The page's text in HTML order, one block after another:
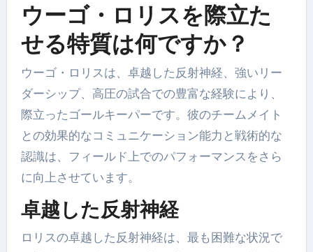
ウーゴ・ロリスを際立た
せる特質は何ですか？
ウーゴ・ロリスは、卓越した反射神経、強いリー
ダーシップ、高圧の試合での豊富な経験により、
際立ったゴールキーパーです。彼のチームメイト
との効果的なコミュニケーション能力と戦術的な
認識は、フィールド上でのパフォーマンスをさら
に向上させています。
卓越した反射神経
ロリスの卓越した反射神経は、最も困難な状況で